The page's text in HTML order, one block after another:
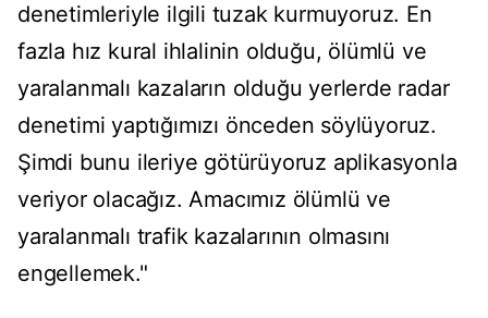
denetimleriyle ilgili tuzak kurmuyoruz. En
fazla hız kural ihlalinin olduğu, ölümlü ve
yaralanmalı kazaların olduğu yerlerde radar
denetimi yaptığımızı önceden söylüyoruz.
Şimdi bunu ileriye götürüyoruz aplikasyonla
veriyor olacağız. Amacımız ölümlü ve
yaralanmalı trafik kazalarının olmasını
engellemek."